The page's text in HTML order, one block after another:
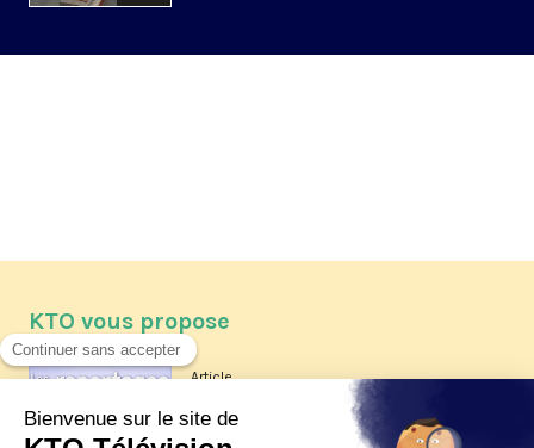
KTO vous propose
Article
Les reportages d'été 2026 de KTO